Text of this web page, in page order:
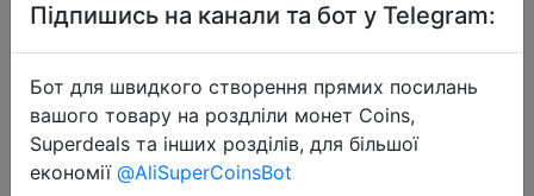
Підпишись на канали та бот у Telegram:
Бот для швидкого створення прямих посилань
вашого товару на роздліли монет Coins,
Superdeals та інших розділів, для більшої
економії @AliSuperCoinsBot